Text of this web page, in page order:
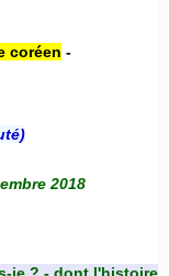
coréen -
)
2018